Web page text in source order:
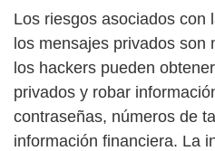
Los riesgos asociados con
los mensajes privados son
los hackers pueden
privados y robar
contraseñas, números de
información financiera. La